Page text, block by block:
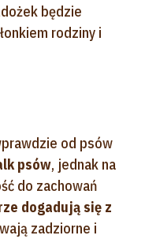
będzie
rodziny i
od psów
psów, jednak na
do zachowań
dogadują się z
zadziorne i